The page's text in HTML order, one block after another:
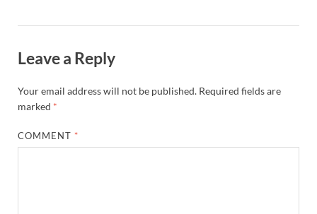
Leave a Reply
Your email address will not be published. Required fields are
marked *
COMMENT *